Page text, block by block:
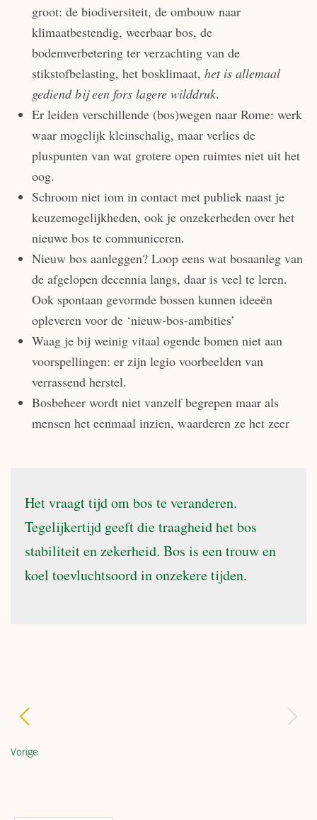
groot: de biodiversiteit, de ombouw naar
klimaatbestendig, weerbaar bos, de
bodemverbetering ter verzachting van de
stikstofbelasting, het bosklimaat, het is allemaal
gediend bij een fors lagere wilddruk.
Er leiden verschillende (bos)wegen naar Rome: werk
waar mogelijk kleinschalig, maar verlies de
pluspunten van wat grotere open ruimtes niet uit het
oog.
Schroom niet iom in contact met publiek naast je
keuzemogelijkheden, ook je onzekerheden over het
nieuwe bos te communiceren.
Nieuw bos aanleggen? Loop eens wat bosaanleg van
de afgelopen decennia langs, daar is veel te leren.
Ook spontaan gevormde bossen kunnen ideeën
opleveren voor de ‘nieuw-bos-ambities’
Waag je bij weinig vitaal ogende bomen niet aan
voorspellingen: er zijn legio voorbeelden van
verrassend herstel.
Bosbeheer wordt niet vanzelf begrepen maar als
mensen het eenmaal inzien, waarderen ze het zeer
Het vraagt tijd om bos te veranderen.
Tegelijkertijd geeft die traagheid het bos
stabiliteit en zekerheid. Bos is een trouw en
koel toevluchtsoord in onzekere tijden.
Vorige